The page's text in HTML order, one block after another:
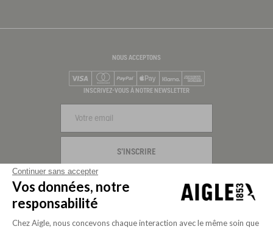
NOUS ACCEPTONS
Visa Mastercard
PayPalApple PayKlarna
INSCRIVEZ-VOUS À NOTRE NEWSLETTER
S'INSCRIRE
Continuer sans accepter
Vos données, notre
responsabilité
Chez Aigle, nous concevons chaque interaction avec le même soin que